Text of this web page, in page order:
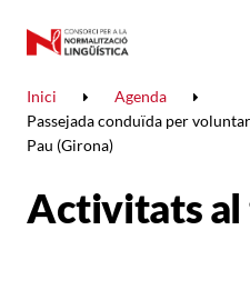
Inici
Agenda
Passejada conduïda per
Pau (Girona)
Activitats